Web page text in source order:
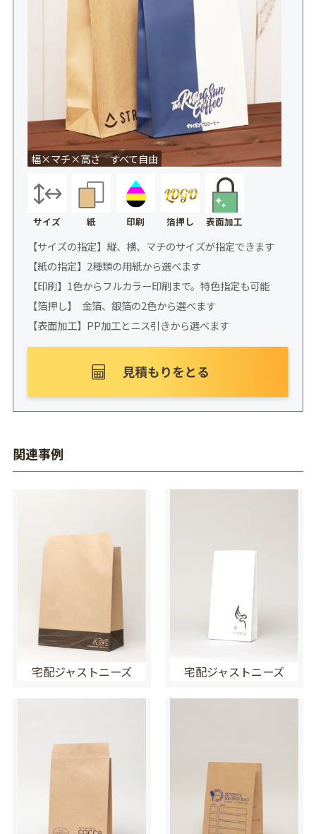
幅×マチ×高さ すべて自由
サイズ 紙 印刷 箔押し 表面加工
【サイズの指定】縦、横、マチのサイズが指定できます
【紙の指定】2種類の用紙から選べます
【印刷】1色からフルカラー印刷まで。特色指定も可能
【箔押し】 金箔、銀箔の2色から選べます
【表面加工】PP加工とニス引きから選べます
関連事例
宅配ジャストニーズ 宅配ジャストニーズ